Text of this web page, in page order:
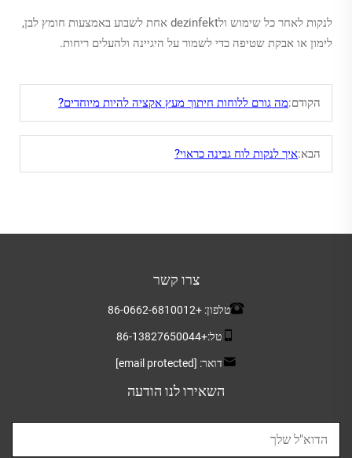
לנקות לאחר כל שימוש ולdezinfekt אחת לשבוע באמצעות חומץ לבן,
לימון או אבקת שטיפה כדי לשמור על היגיינה ולהעלים ריחות.
הקודם:מה גורם ללוחות חיתוך מעץ אקציה להיות מיוחדים?
הבא:איך לנקות לוח גבינה כראוי?
צרו קשר
טלפון: +86-0662-6810012
טל:+86-13827650044
דואר: [email protected]
השאירו לנו הודעה